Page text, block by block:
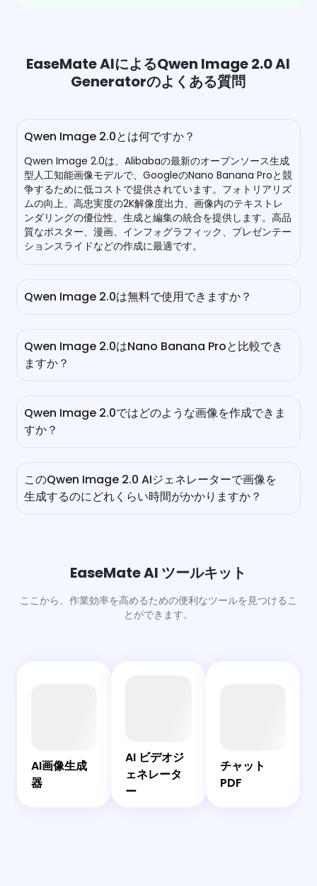
EaseMate AIによるQwen Image 2.0 AI
Generatorのよくある質問
Qwen Image 2.0とは何ですか？
Qwen Image 2.0は、Alibabaの最新のオープンソース生成
型人工知能画像モデルで、GoogleのNano Banana Proと競
争するために低コストで提供されています。フォトリアリズ
ムの向上、高忠実度の2K解像度出力、画像内のテキストレ
ンダリングの優位性、生成と編集の統合を提供します。高品
質なポスター、漫画、インフォグラフィック、プレゼンテー
ションスライドなどの作成に最適です。
Qwen Image 2.0は無料で使用できますか？
行うには、ログインするか、友達を紹介してボーナスを獲得
してください。
Qwen Image 2.0はNano Banana Proと比較でき
ますか？
上回ります。Qwen Image 2はより手頃で、オープンで、
さまざまなプロンプトに対して柔軟です。一方、Nano
画像生成を提供します。さらに、Nano Banana Proは需要
が高いため、頻繁に利用できなかったり、制限されることが
あります。この場合、Qwen Image 2.0を利用して、無料
Qwen Image 2.0ではどのような画像を作成できま
すか？
て精巧なフォトリアリズムを備えているため、リアルなポー
トレート、プロフェッショナルなインフォグラフィック、ス
このQwen Image 2.0 AIジェネレーターで画像を
生成するのにどれくらい時間がかかりますか？
クエストやプロンプトには、もう少し時間がかかる場合があ
EaseMate AI ツールキット
ここから、作業効率を高めるための便利なツールを見つけるこ
とができます。
AI画像生成
器
AI ビデオジ
ェネレータ
ー
チャット
PDF
生
成
オ
ト
PDF
ッ
ト
AIアシスタ
ント